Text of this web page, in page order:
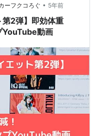
しかし、優勝決定戦を
ーフクコろぐ • 5年前
第2弾】即効体重
YouTube動画